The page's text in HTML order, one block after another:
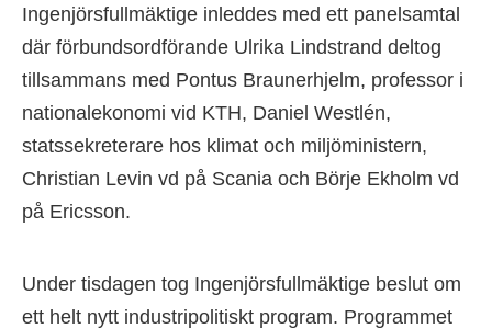
Ingenjörsfullmäktige inleddes med ett panelsamtal
där förbundsordförande Ulrika Lindstrand deltog
tillsammans med Pontus Braunerhjelm, professor i
nationalekonomi vid KTH, Daniel Westlén,
statssekreterare hos klimat och miljöministern,
Christian Levin vd på Scania och Börje Ekholm vd
på Ericsson.
Under tisdagen tog Ingenjörsfullmäktige beslut om
ett helt nytt industripolitiskt program. Programmet